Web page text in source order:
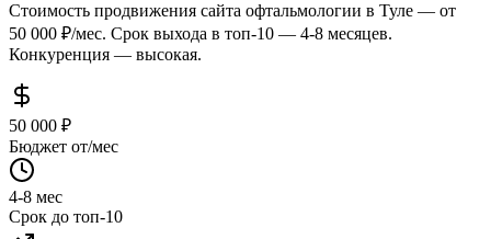
Стоимость продвижения сайта офтальмологии в Туле — от
50 000 ₽/мес. Срок выхода в топ-10 — 4-8 месяцев.
Конкуренция — высокая.
50 000 ₽
Бюджет от/мес
4-8 мес
Срок до топ-10